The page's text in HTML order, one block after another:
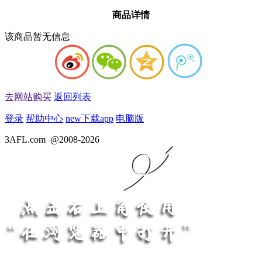
商品详情
该商品暂无信息
去网站购买 返回列表
登录 帮助中心 new下载app 电脑版
3AFL.com @2008-2026